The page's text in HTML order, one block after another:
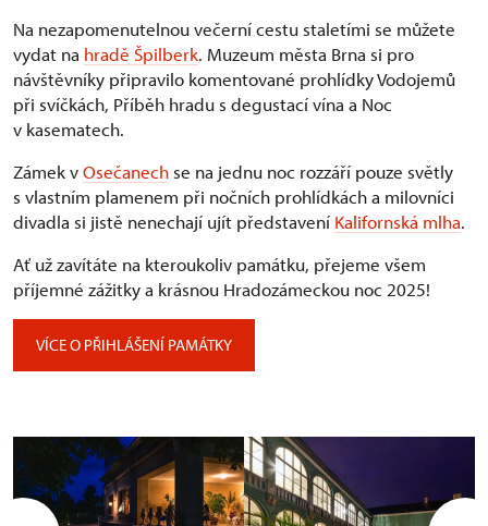
Na nezapomenutelnou večerní cestu staletími se můžete
vydat na hradě Špilberk. Muzeum města Brna si pro
návštěvníky připravilo komentované prohlídky Vodojemů
při svíčkách, Příběh hradu s degustací vína a Noc
v kasematech.
Zámek vOsečanech se na jednu noc rozzáří pouze světly
s vlastním plamenem při nočních prohlídkách a milovníci
divadla si jistě nenechají ujít představení Kalifornská mlha.
Ať už zavítáte na kteroukoliv památku, přejeme všem
příjemné zážitky a krásnou Hradozámeckou noc 2025!
VÍCE O PŘIHLÁŠENÍ PAMÁTKY